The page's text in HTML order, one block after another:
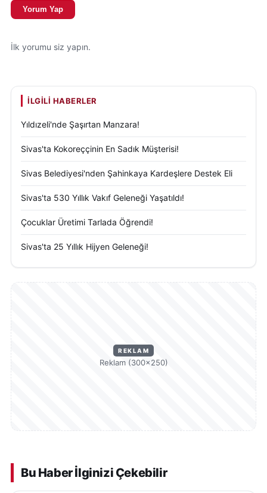
Yorum Yap
İlk yorumu siz yapın.
İLGILI HABERLER
Yıldızeli'nde Şaşırtan Manzara!
Sivas'ta Kokoreççinin En Sadık Müşterisi!
Sivas Belediyesi'nden Şahinkaya Kardeşlere Destek Eli
Sivas'ta 530 Yıllık Vakıf Geleneği Yaşatıldı!
Çocuklar Üretimi Tarlada Öğrendi!
Sivas'ta 25 Yıllık Hijyen Geleneği!
REKLAM
Reklam (300×250)
Bu Haber İlginizi Çekebilir